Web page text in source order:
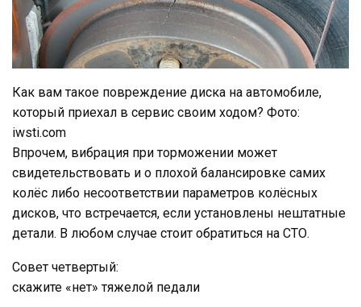
Как вам такое повреждение диска на автомобиле,
который приехал в сервис своим ходом? Фото:
iwsti.com
Впрочем, вибрация при торможении может
свидетельствовать и о плохой балансировке самих
колёс либо несоответствии параметров колёсных
дисков, что встречается, если установлены нештатные
детали. В любом случае стоит обратиться на СТО.
Совет четвертый:
скажите «нет» тяжелой педали